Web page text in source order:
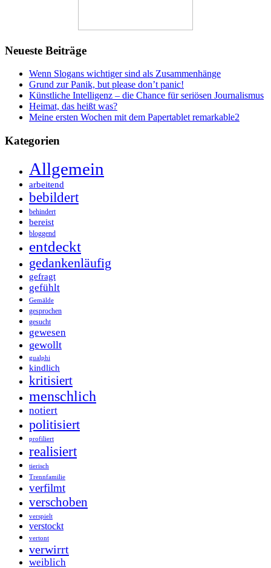
Neueste Beiträge
Wenn Slogans wichtiger sind als Zusammenhänge
Grund zur Panik, but please don’t panic!
Künstliche Intelligenz – die Chance für seriösen Journalismus
Heimat, das heißt was?
Meine ersten Wochen mit dem Papertablet remarkable2
Kategorien
Allgemein
arbeitend
bebildert
behindert
bereist
bloggend
entdeckt
gedankenläufig
gefragt
gefühlt
Gemälde
gesprochen
gesucht
gewesen
gewollt
gualphi
kindlich
kritisiert
menschlich
notiert
politisiert
profiliert
realisiert
tierisch
Trennfamilie
verfilmt
verschoben
verspielt
verstockt
vertont
verwirrt
weiblich